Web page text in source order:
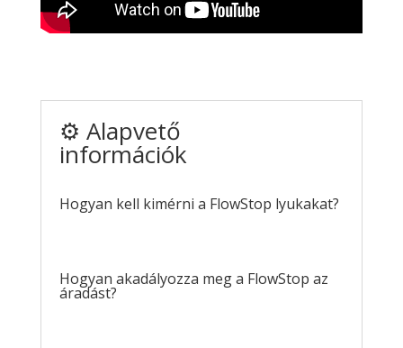
⚙️ Alapvető
információk
Hogyan kell kimérni a FlowStop lyukakat?
Hogyan akadályozza meg a FlowStop az
áradást?